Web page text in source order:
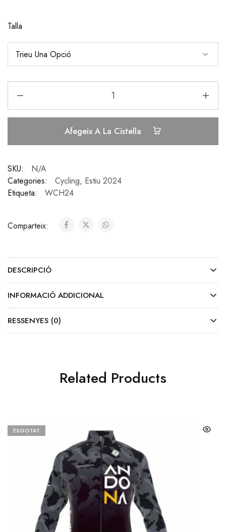
Talla
Afegeix A La Cistella
SKU:
N/A
Categories:
Cycling, Estiu 2024
Etiqueta:
WCH24
Comparteix:
DESCRIPCIÓ
INFORMACIÓ ADDICIONAL
RESSENYES (0)
Related Products
ESGOTAT